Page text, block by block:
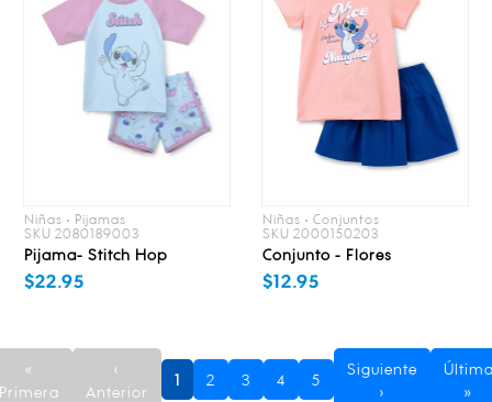
Niñas • Pijamas
SKU 2080189003
Pijama- Stitch Hop
$22.95
Niñas • Conjuntos
SKU 2000150203
Conjunto - Flores
$12.95
«
‹
Anterior
1 2 3 4 5
Siguiente
›
»